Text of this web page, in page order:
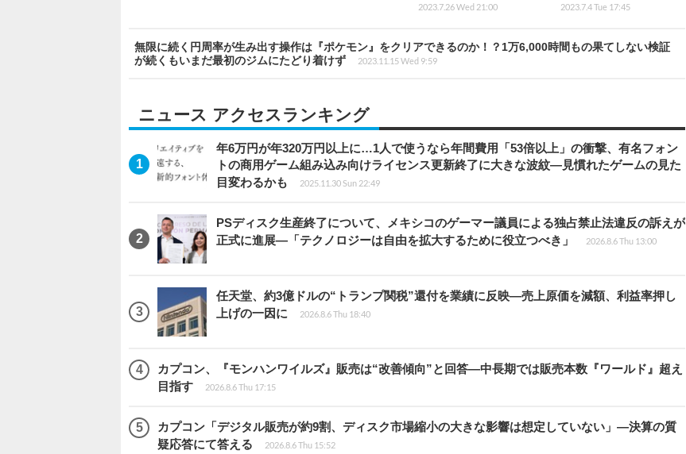
2023.7.26 Wed 21:00 2023.7.4 Tue 17:45
無限に続く円周率が生み出す操作は『ポケモン』をクリアできるのか！？1万6,000時間もの果てしない検証
が続くもいまだ最初のジムにたどり着けず
2023.11.15 Wed 9:59
ニュース アクセスランキング
年6万円が年320万円以上に…1人で使うなら年間費用「53倍以上」の衝撃、有名フォン
トの商用ゲーム組み込み向けライセンス更新終了に大きな波紋―見慣れたゲームの見た
目変わるかも
2025.11.30 Sun 22:49
PSディスク生産終了について、メキシコのゲーマー議員による独占禁止法違反の訴えが
正式に進展―「テクノロジーは自由を拡大するために役立つべき」
2026.8.6 Thu 13:00
任天堂、約3億ドルの“トランプ関税”還付を業績に反映―売上原価を減額、利益率押し
上げの一因に
2026.8.6 Thu 18:40
カプコン、『モンハンワイルズ』販売は“改善傾向”と回答―中長期では販売本数『ワールド』超え
目指す
2026.8.6 Thu 17:15
カプコン「デジタル販売が約9割、ディスク市場縮小の大きな影響は想定していない」―決算の質
疑応答にて答える
2026.8.6 Thu 15:52